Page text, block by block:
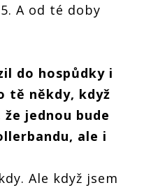
A od té doby
do hospůdky i
tě někdy, když
jednou bude
ale i
Ale když jsem